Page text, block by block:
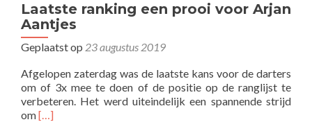
Laatste ranking een prooi voor Arjan
Aantjes
Geplaatst op 23 augustus 2019
Afgelopen zaterdag was de laatste kans voor de darters
om of 3x mee te doen of de positie op de ranglijst te
verbeteren. Het werd uiteindelijk een spannende strijd
omLees
[…]